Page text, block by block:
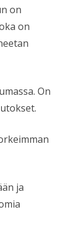
on
on
On
ja